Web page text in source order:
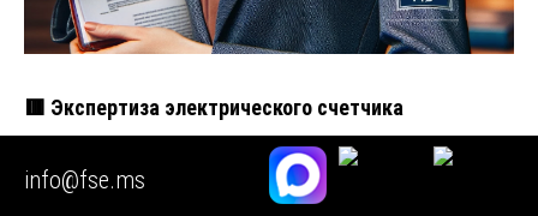
🟥 Экспертиза электрического счетчика
Доброго дня, коллеги! 👋 Сегодня мы погружаемся в
тему, которая требует не просто поверхностного знания
info@fse.ms